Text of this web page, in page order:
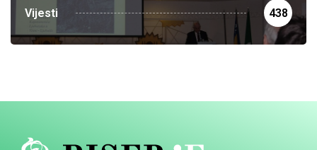
Vijesti 438